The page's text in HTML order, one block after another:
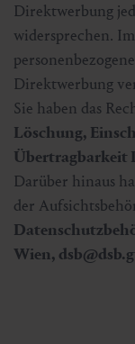
Direktwerbung
widersprechen.
Direktwerbung
Sie haben das
Löschung,
Übertragbarkeit
Darüber hinaus
der
Wien,